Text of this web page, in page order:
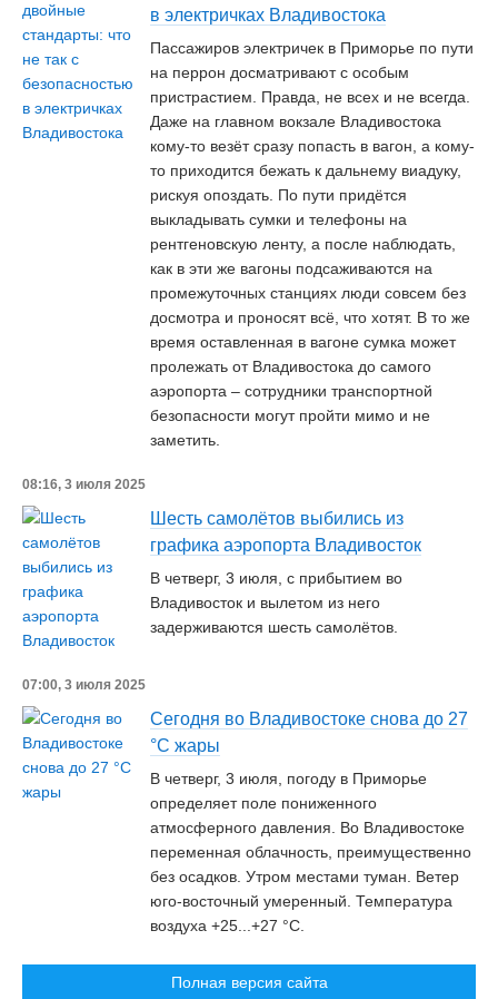
в электричках Владивостока
Пассажиров электричек в Приморье по пути
на перрон досматривают с особым
пристрастием. Правда, не всех и не всегда.
Даже на главном вокзале Владивостока
кому-то везёт сразу попасть в вагон, а кому-
то приходится бежать к дальнему виадуку,
рискуя опоздать. По пути придётся
выкладывать сумки и телефоны на
рентгеновскую ленту, а после наблюдать,
как в эти же вагоны подсаживаются на
промежуточных станциях люди совсем без
досмотра и проносят всё, что хотят. В то же
время оставленная в вагоне сумка может
пролежать от Владивостока до самого
аэропорта – сотрудники транспортной
безопасности могут пройти мимо и не
заметить.
08:16, 3 июля 2025
Шесть самолётов выбились из
графика аэропорта Владивосток
В четверг, 3 июля, с прибытием во
Владивосток и вылетом из него
задерживаются шесть самолётов.
07:00, 3 июля 2025
Сегодня во Владивостоке снова до 27
°С жары
В четверг, 3 июля, погоду в Приморье
определяет поле пониженного
атмосферного давления. Во Владивостоке
переменная облачность, преимущественно
без осадков. Утром местами туман. Ветер
юго-восточный умеренный. Температура
воздуха +25...+27 °C.
Полная версия сайта